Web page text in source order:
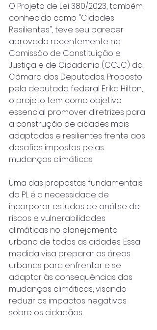
O Projeto de Lei 380/2023, também
conhecido como "Cidades
Resilientes", teve seu parecer
aprovado recentemente na
Comissão de Constituição e
Justiça e de Cidadania (CCJC) da
Câmara dos Deputados. Proposto
pela deputada federal Erika Hilton,
o projeto tem como objetivo
essencial promover diretrizes para
a construção de cidades mais
adaptadas e resilientes frente aos
desafios impostos pelas
mudanças climáticas.
Uma das propostas fundamentais
do PL é a necessidade de
incorporar estudos de análise de
riscos e vulnerabilidades
climáticas no planejamento
urbano de todas as cidades. Essa
medida visa preparar as áreas
urbanas para enfrentar e se
adaptar às consequências das
mudanças climáticas, visando
reduzir os impactos negativos
sobre os cidadãos.